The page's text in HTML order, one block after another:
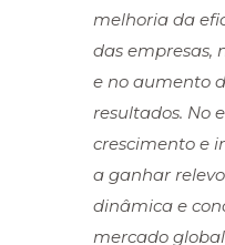
melhoria da
das empresas,
e no aumento
resultados. No
crescimento e
a ganhar
dinâmica e
mercado